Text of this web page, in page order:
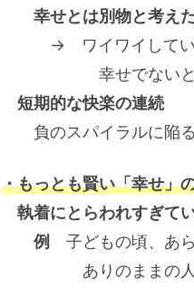
幸せとは別物と考え
→ ワイワイしてい
幸せでないと思
短期的な快楽の連続
負のスパイラルに陥る
・もっとも賢い「幸せ」
執着にとらわれすぎて
例 子どもの頃、あ
ありのままの人